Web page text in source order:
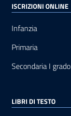
ISCRIZIONI ONLINE
Infanzia
Primaria
Secondaria I grado
LIBRI DI TESTO